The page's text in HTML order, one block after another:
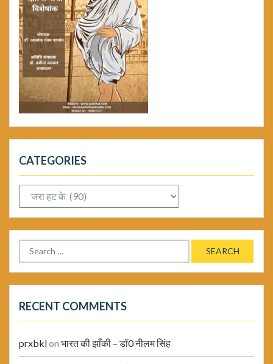
CATEGORIES
Categories
Search
for:
RECENT COMMENTS
prxbklon भारत की झाँकी – डॉ0 नीलम सिंह